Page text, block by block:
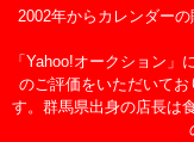
2002年からカレンダー
「Yahoo!オークション」
のご評価をいただいて
す。群馬県出身の店長は